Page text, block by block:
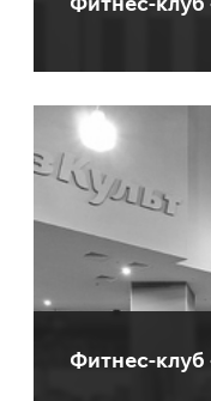
Фитнес-клуб